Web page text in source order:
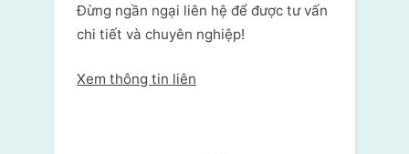
Đừng ngần ngại liên hệ để được tư vấn
chi tiết và chuyên nghiệp!
Xem thông tin liên